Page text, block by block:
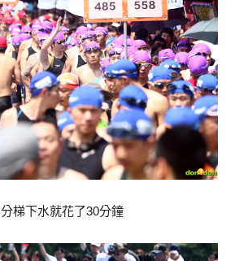
分梯下水就花了30分鐘